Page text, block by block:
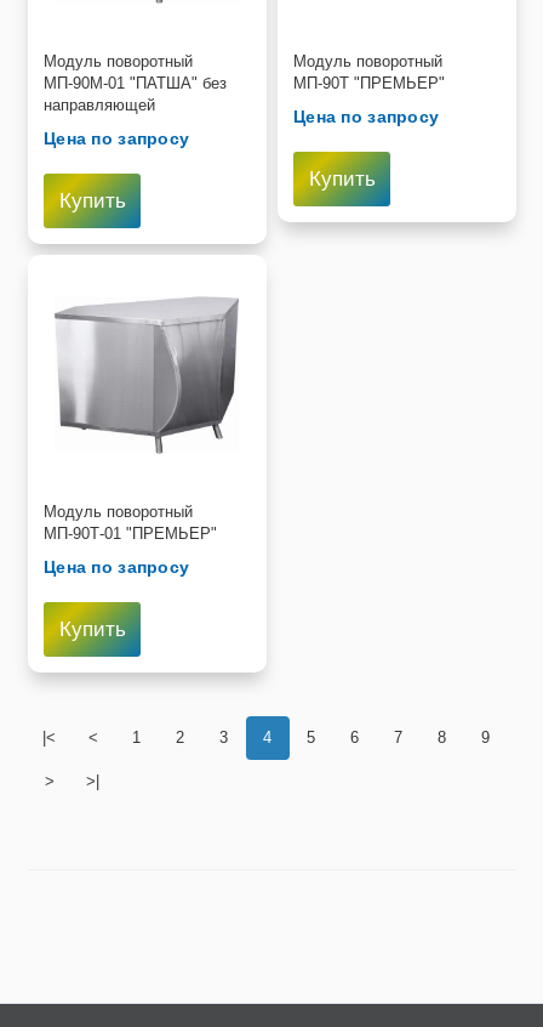
Модуль поворотный
МП-90М-01 "ПАТША" без
направляющей
Цена по запросу
Купить
Модуль поворотный
МП-90Т "ПРЕМЬЕР"
Цена по запросу
Купить
Модуль поворотный
МП-90Т-01 "ПРЕМЬЕР"
Цена по запросу
Купить
|< < 1 2 3 4 5 6 7 8 9
> >|